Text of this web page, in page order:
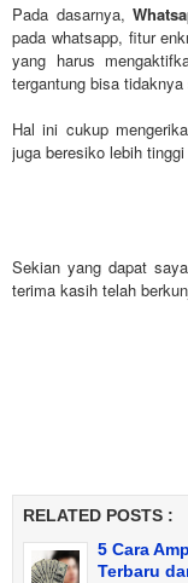
Pada dasarnya,
pada whatsapp, fitur
yang harus
tergantung bisa
Hal ini cukup
juga beresiko lebih
Sekian yang dapat
terima kasih telah
RELATED POSTS :
5 Cara
Terbaru